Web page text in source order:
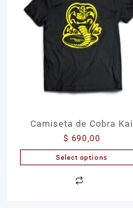
Camiseta de Cobra Kai
$ 690,00
Select options